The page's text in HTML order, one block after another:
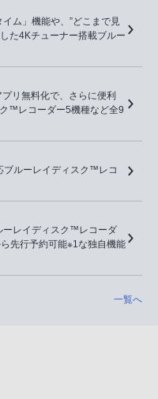
ム」機能や、”どこまで見
た4Kチューナー搭載ブルー
リ無料化で、さらに便利
™レコーダー5機種など全9
ブルーレイディスク™レコ
レイディスク™レコーダ
先行予約可能※1な独自機能
一覧へ